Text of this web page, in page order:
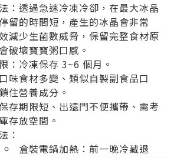
：透過急速冷凍冷卻，在最大冰晶
留的時間短，產生的冰晶會非常
減少生菌數威脅，保留完整食材原
破壞寶寶粥口感。
：冷凍保存 3~6 個月。
味食材多變、類似自製副食品口
住營養成分。
存期限短、出遠門不便攜帶、需考
存放空間。
：
盒裝電鍋加熱：前一晚冷藏退